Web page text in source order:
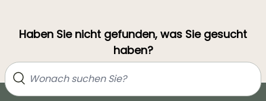
Haben Sie nicht gefunden, was Sie gesucht
haben?